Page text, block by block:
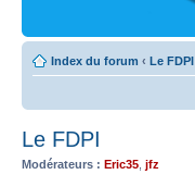
Index du forum ‹ Le FDPI
Le FDPI
Modérateurs : Eric35 jfz